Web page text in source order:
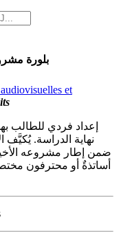
بلورة
et
إعداد فردي للطالب
نهاية الدراسة.
ضمن إطار مشروعه
أساتذةٌ أو محترفون